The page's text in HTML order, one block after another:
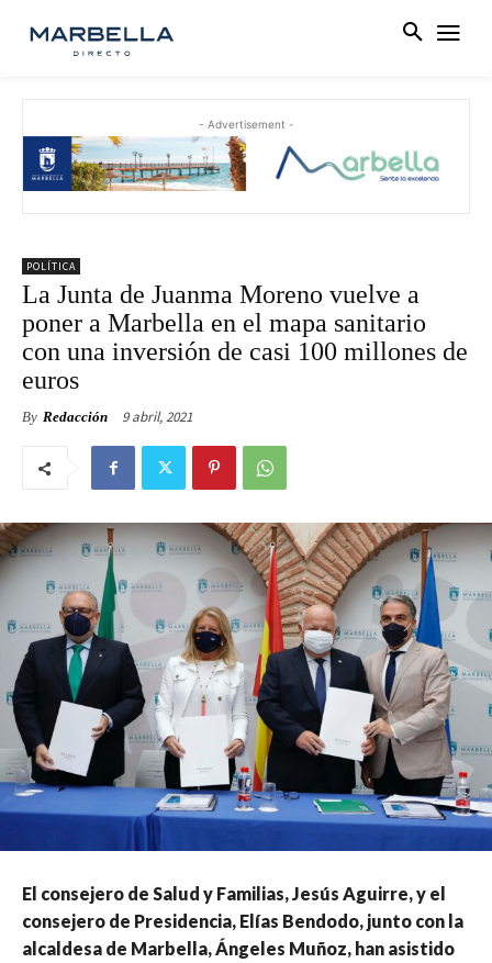
- Advertisement -
POLÍTICA
La Junta de Juanma Moreno vuelve a
poner a Marbella en el mapa sanitario
con una inversión de casi 100 millones de
euros
By Redacción 9 abril, 2021
El consejero de Salud y Familias, Jesús Aguirre, y el
consejero de Presidencia, Elías Bendodo, junto con la
alcaldesa de Marbella, Ángeles Muñoz, han asistido